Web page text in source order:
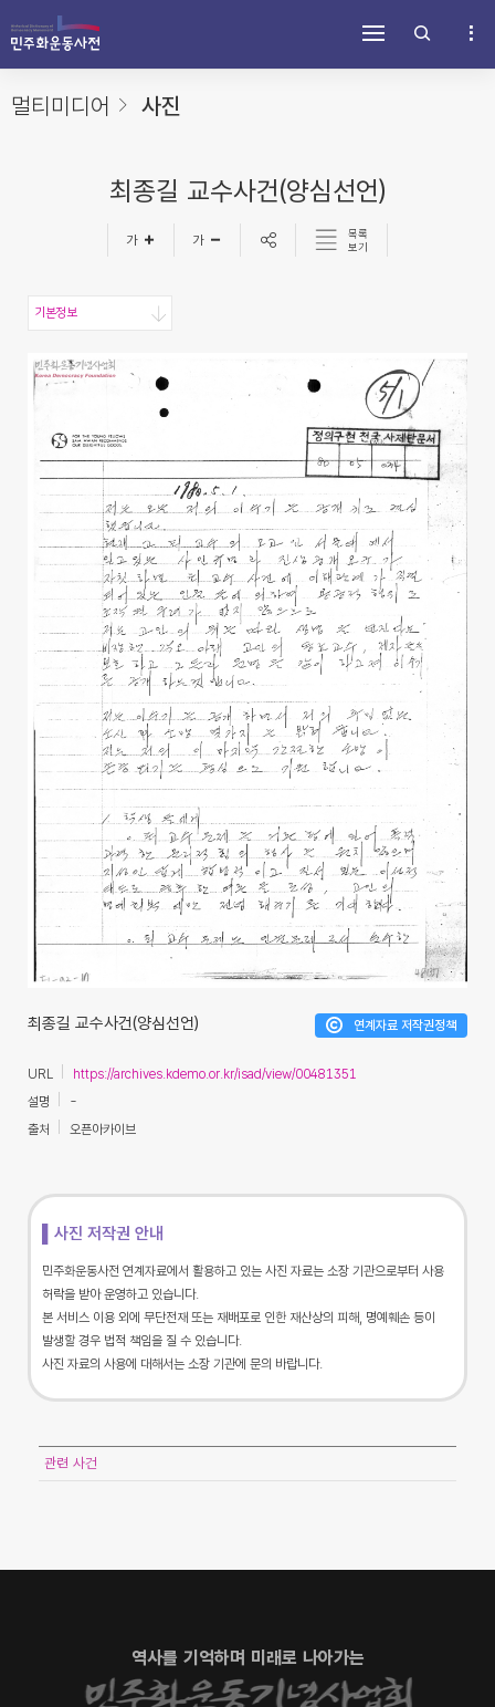
메
뉴
바
로
용
바
로
가
단
바
로
가멀티미디어 사진
최종길 교수사건(양심선언)
목록
보기
기본정보
최종길 교수사건(양심선언) 연계자료 저작권정책
URL
https://archives.kdemo.or.kr/isad/view/00481351
설명
-
출처
오픈아카이브
▌사진 저작권 안내
민주화운동사전 연계자료에서 활용하고 있는 사진 자료는 소장 기관으로부터 사용
허락을 받아 운영하고 있습니다.
본 서비스 이용 외에 무단전재 또는 재배포로 인한 재산상의 피해, 명예훼손 등이
발생할 경우 법적 책임을 질 수 있습니다.
사진 자료의 사용에 대해서는 소장 기관에 문의 바랍니다.
관련 사건
역사를 기억하며 미래로 나아가는